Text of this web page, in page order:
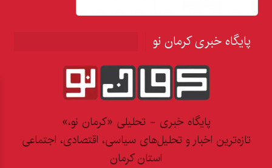
پایگاه خبری کرمان نو
پایگاه خبری - تحلیلی «کرمان نو،»
تازه‌ترین اخبار و تحلیل‌های سیاسی، اقتصادی، اجتماعی
استان کرمان